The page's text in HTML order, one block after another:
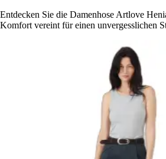
Entdecken Sie die Damenhose Artlove
Komfort vereint für einen unvergesslichen